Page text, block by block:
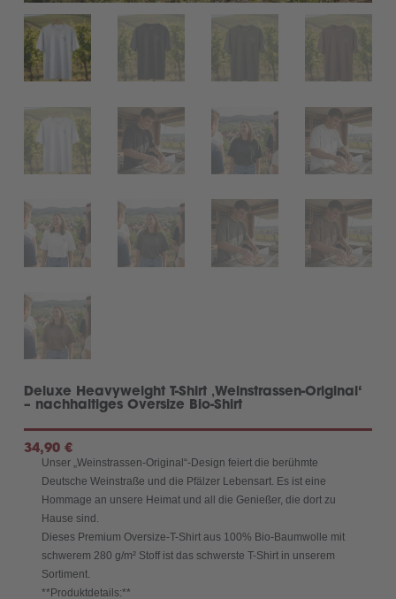
Deluxe Heavyweight T-Shirt ‚Weinstrassen-Original‘
– nachhaltiges Oversize Bio-Shirt
34,90 €
Unser „Weinstrassen-Original“-Design feiert die berühmte
Deutsche Weinstraße und die Pfälzer Lebensart. Es ist eine
Hommage an unsere Heimat und all die Genießer, die dort zu
Hause sind.
Dieses Premium Oversize-T-Shirt aus 100% Bio-Baumwolle mit
schwerem 280 g/m² Stoff ist das schwerste T-Shirt in unserem
Sortiment.
**Produktdetails:**